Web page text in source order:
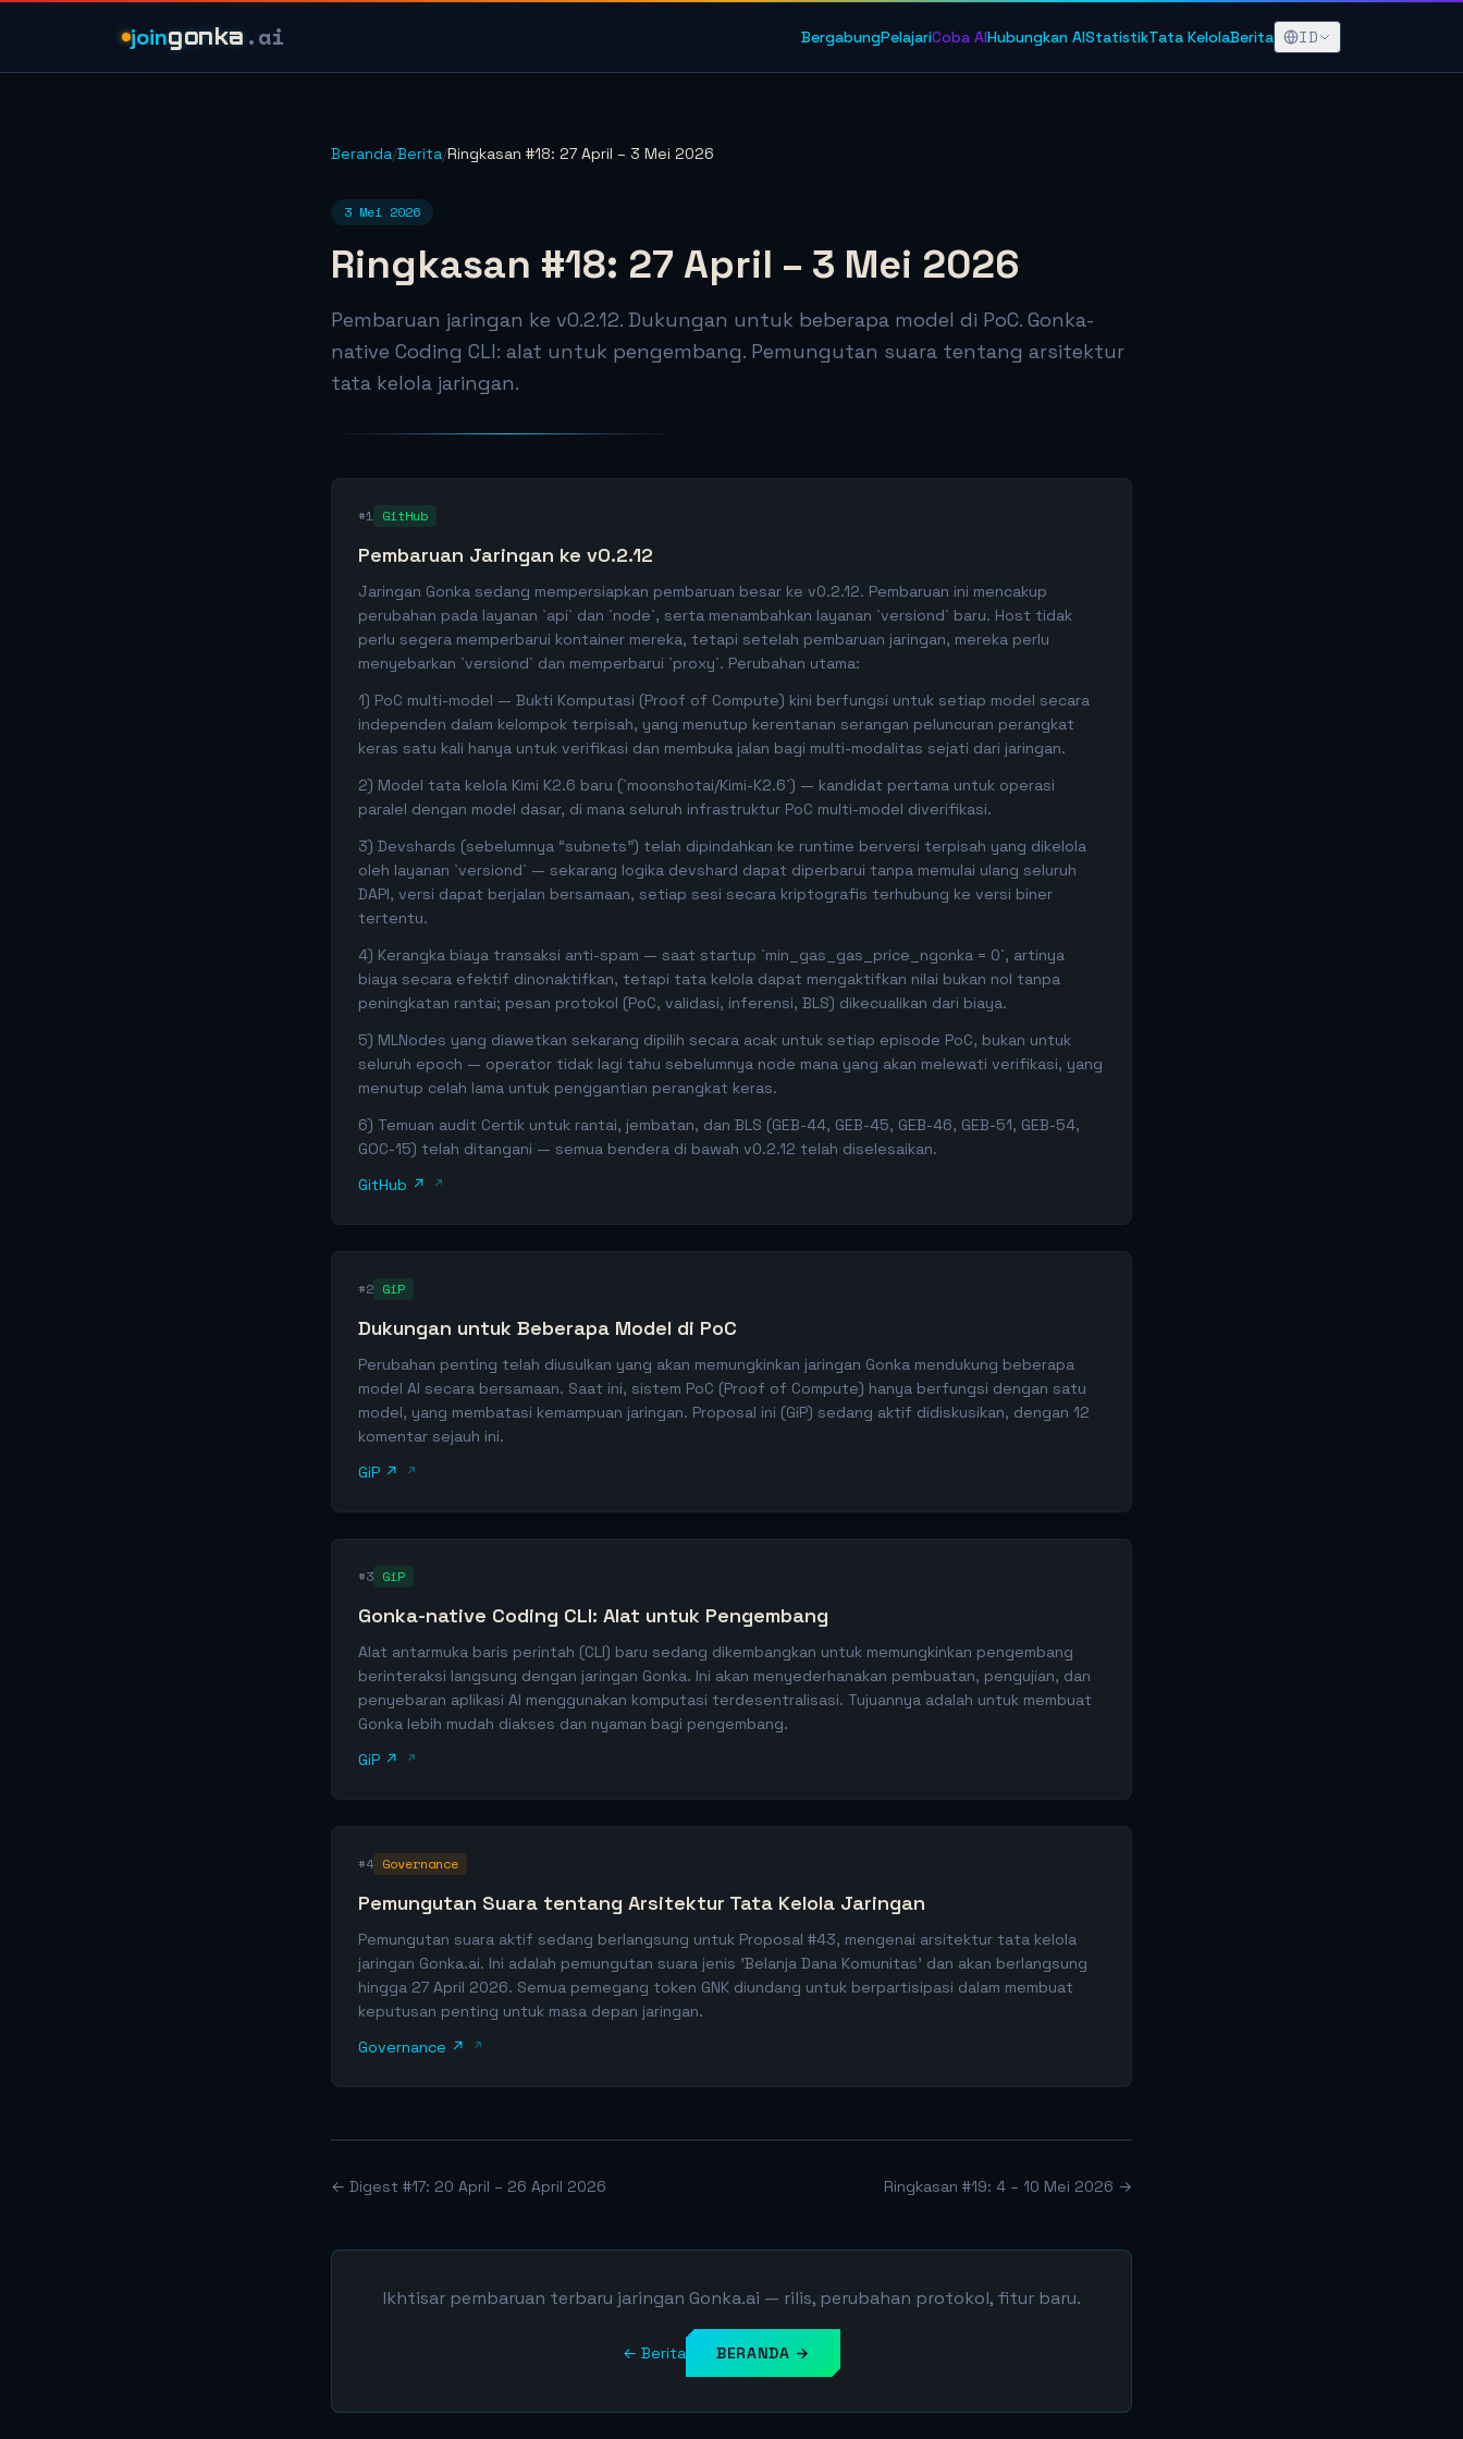
joingonka .ai BergabungPelajariCoba AIHubungkan AIStatistikTata KelolaBerita ID
Beranda/Berita/Ringkasan #18: 27 April – 3 Mei 2026
3 Mei 2026
Ringkasan #18: 27 April – 3 Mei 2026
Pembaruan jaringan ke v0.2.12. Dukungan untuk beberapa model di PoC. Gonka-
native Coding CLI: alat untuk pengembang. Pemungutan suara tentang arsitektur
tata kelola jaringan.
#1 GitHub
Pembaruan Jaringan ke v0.2.12
Jaringan Gonka sedang mempersiapkan pembaruan besar ke v0.2.12. Pembaruan ini mencakup
perubahan pada layanan `api` dan `node`, serta menambahkan layanan `versiond` baru. Host tidak
perlu segera memperbarui kontainer mereka, tetapi setelah pembaruan jaringan, mereka perlu
menyebarkan `versiond` dan memperbarui `proxy`. Perubahan utama:
1) PoC multi-model — Bukti Komputasi (Proof of Compute) kini berfungsi untuk setiap model secara
independen dalam kelompok terpisah, yang menutup kerentanan serangan peluncuran perangkat
keras satu kali hanya untuk verifikasi dan membuka jalan bagi multi-modalitas sejati dari jaringan.
2) Model tata kelola Kimi K2.6 baru (`moonshotai/Kimi-K2.6`) — kandidat pertama untuk operasi
paralel dengan model dasar, di mana seluruh infrastruktur PoC multi-model diverifikasi.
3) Devshards (sebelumnya “subnets”) telah dipindahkan ke runtime berversi terpisah yang dikelola
oleh layanan `versiond` — sekarang logika devshard dapat diperbarui tanpa memulai ulang seluruh
DAPI, versi dapat berjalan bersamaan, setiap sesi secara kriptografis terhubung ke versi biner
tertentu.
4) Kerangka biaya transaksi anti-spam — saat startup `min_gas_gas_price_ngonka = 0`, artinya
biaya secara efektif dinonaktifkan, tetapi tata kelola dapat mengaktifkan nilai bukan nol tanpa
peningkatan rantai; pesan protokol (PoC, validasi, inferensi, BLS) dikecualikan dari biaya.
5) MLNodes yang diawetkan sekarang dipilih secara acak untuk setiap episode PoC, bukan untuk
seluruh epoch — operator tidak lagi tahu sebelumnya node mana yang akan melewati verifikasi, yang
menutup celah lama untuk penggantian perangkat keras.
6) Temuan audit Certik untuk rantai, jembatan, dan BLS (GEB-44, GEB-45, GEB-46, GEB-51, GEB-54,
GOC-15) telah ditangani — semua bendera di bawah v0.2.12 telah diselesaikan.
GitHub ↗
#2 GiP
Dukungan untuk Beberapa Model di PoC
Perubahan penting telah diusulkan yang akan memungkinkan jaringan Gonka mendukung beberapa
model AI secara bersamaan. Saat ini, sistem PoC (Proof of Compute) hanya berfungsi dengan satu
model, yang membatasi kemampuan jaringan. Proposal ini (GiP) sedang aktif didiskusikan, dengan 12
komentar sejauh ini.
GiP ↗
#3 GiP
Gonka-native Coding CLI: Alat untuk Pengembang
Alat antarmuka baris perintah (CLI) baru sedang dikembangkan untuk memungkinkan pengembang
berinteraksi langsung dengan jaringan Gonka. Ini akan menyederhanakan pembuatan, pengujian, dan
penyebaran aplikasi AI menggunakan komputasi terdesentralisasi. Tujuannya adalah untuk membuat
Gonka lebih mudah diakses dan nyaman bagi pengembang.
GiP ↗
#4 Governance
Pemungutan Suara tentang Arsitektur Tata Kelola Jaringan
Pemungutan suara aktif sedang berlangsung untuk Proposal #43, mengenai arsitektur tata kelola
jaringan Gonka.ai. Ini adalah pemungutan suara jenis 'Belanja Dana Komunitas' dan akan berlangsung
hingga 27 April 2026. Semua pemegang token GNK diundang untuk berpartisipasi dalam membuat
keputusan penting untuk masa depan jaringan.
Governance ↗
← Digest #17: 20 April – 26 April 2026 Ringkasan #19: 4 – 10 Mei 2026 →
Ikhtisar pembaruan terbaru jaringan Gonka.ai — rilis, perubahan protokol, fitur baru.
← Berita BERANDA →